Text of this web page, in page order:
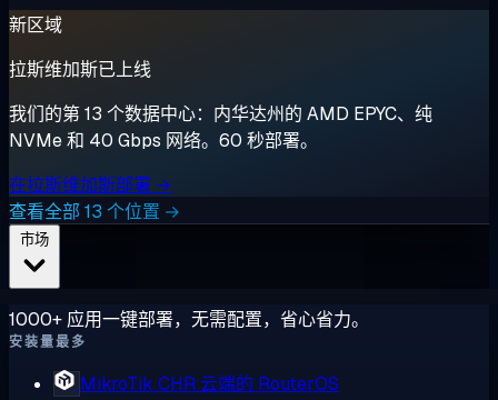
新区域
拉斯维加斯已上线
我们的第 13 个数据中心：内华达州的 AMD EPYC、纯
NVMe 和 40 Gbps 网络。60 秒部署。
在拉斯维加斯部署 →
查看全部 13 个位置 →
1000+ 应用一键部署，无需配置，省心省力。
安装量最多
MikroTik CHR 云端的 RouterOS